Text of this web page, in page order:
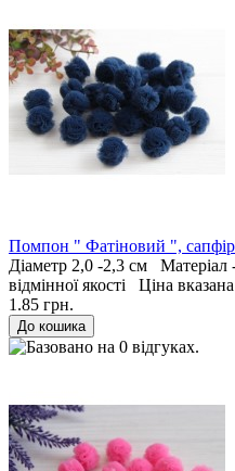
Помпон " Фатіновий ",
Діаметр 2,0 -2,3 см Матеріал
відмінної якості Ціна
1.85 грн.